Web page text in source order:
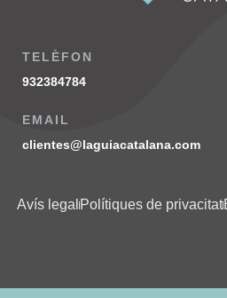
TELÈFON
932384784
EMAIL
clientes@laguiacatalana.com
Avís legal Polítiques de privacitat